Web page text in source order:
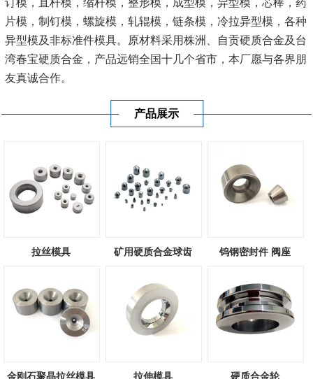
订模，直杆模，缩杆模，整形模，成型模，异型模，芯棒，药
片模，制钉模，螺旋模，轧辊模，链条模，冷拉异型模，各种
异型模及非标准件模具。原材料采用株洲、自贡硬质合金及台
湾春宝硬质合金，产品远销全国十几个省市，本厂愿与各界朋
友真诚合作。
公司秉承“顾客至上，锐意进取”的经营理念，坚持“客户至
产品展示
拉丝模具 矿用硬质合金球齿 钨钢密封件 阀座
金刚石聚晶拉丝模具 拉伸模具 硬质合金轮